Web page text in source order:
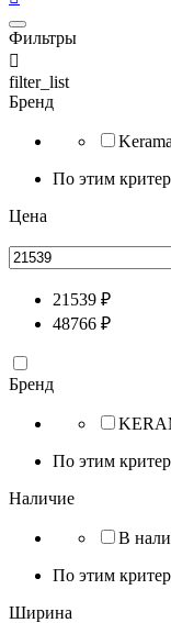
Фильтры

filter_list
Бренд
По этим
Цена
21539 ₽
48766 ₽
Бренд
По этим
Наличие
В
По этим
Ширина